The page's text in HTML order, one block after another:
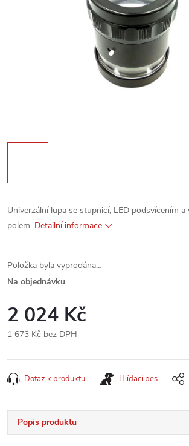
Univerzální lupa se stupnicí, LED podsvícením
polem. Detailní informace
Položka byla vyprodána…
Na objednávku
2 024 Kč
1 673 Kč bez DPH
cena:
Dotaz k produktu Hlídací pes
Popis produktu